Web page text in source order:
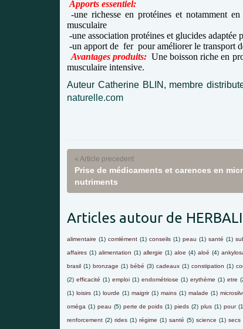
Apports essentiel:
-une richesse en protéines et notamment
musculaire
-une association protéines et glucides
-un apport de fer pour améliorer le transport
Avantages produits: Une boisson riche en
musculaire intensive.
Auteur Catherine BLIN, membre
naturelle.com
« Article precedent
Prise de médicaments et carences en
nutriments
Articles autour de
alimentaire (1) comlément (1) conseils (1) peau (1) santé (1)
affaires (1) alimentation (1) allergie (1) aloe (4) aloé (4)
brasil (1) bronzage (1) bébé (3) cadeaux (1) constipation (1)
(2) efficacité (1) emploi (1) endométriose (1) erythème (1) etre
(1) loisirs (1) lourde (1) maigrir (1) mains (1) malade (1)
oméga (1) peau (5) perte de poids (1) pieds (2) plus (1) pour
renforcement (2) rides (1) régime (1) santé (5) science (1) secs